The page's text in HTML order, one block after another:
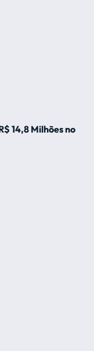
14,8 Milhões no